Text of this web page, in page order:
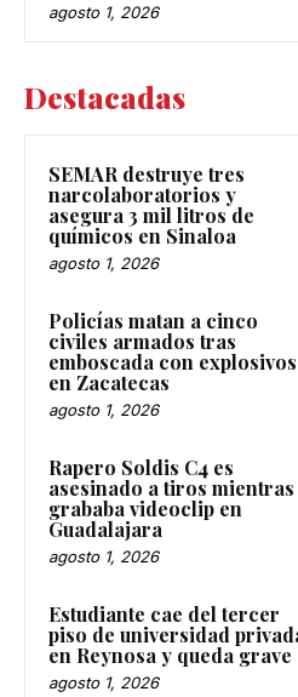
agosto 1, 2026
Destacadas
SEMAR destruye tres
narcolaboratorios y
asegura 3 mil litros de
químicos en Sinaloa
agosto 1, 2026
Policías matan a cinco
civiles armados tras
emboscada con explosivos
en Zacatecas
agosto 1, 2026
Rapero Soldis C4 es
asesinado a tiros mientras
grababa videoclip en
Guadalajara
agosto 1, 2026
Estudiante cae del tercer
piso de universidad
en Reynosa y queda grave
agosto 1, 2026